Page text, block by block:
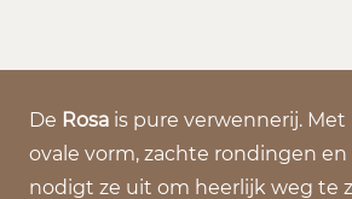
De Rosa is pure verwennerij.
ovale vorm, zachte rondingen
nodigt ze uit om heerlijk weg te